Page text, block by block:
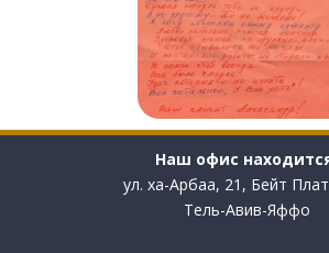
Наш офис
ул. ха-Арбаа, 21, Бейт
Тель-Авив-Яффо